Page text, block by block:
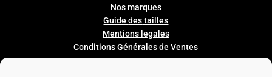
Nos marques
Guidedestailles
Mentions legales
Conditions Générales de Ventes